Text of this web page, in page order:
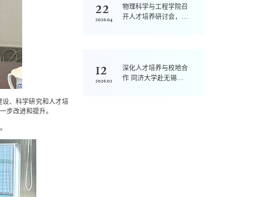
、科学研究和人才培
步改进和提升。
22
2026.04
物理科学与工程学院召
开人才培养研讨会，系
12
2026.02
深化人才培养与校地合
作 同济大学赴无锡开